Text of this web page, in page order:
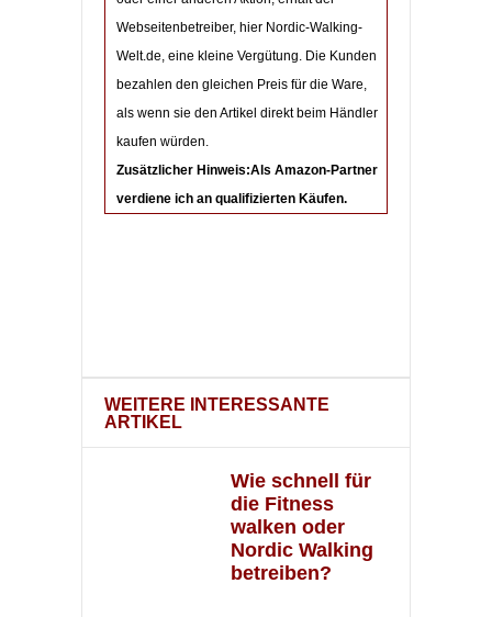
Webseitenbetreiber, hier Nordic-Walking-
Welt.de, eine kleine Vergütung. Die Kunden
bezahlen den gleichen Preis für die Ware,
als wenn sie den Artikel direkt beim Händler
kaufen würden.
Zusätzlicher Hinweis:Als Amazon-Partner
verdiene ich an qualifizierten Käufen.
WEITERE INTERESSANTE
ARTIKEL
Wie schnell für
die Fitness
walken oder
Nordic Walking
betreiben?